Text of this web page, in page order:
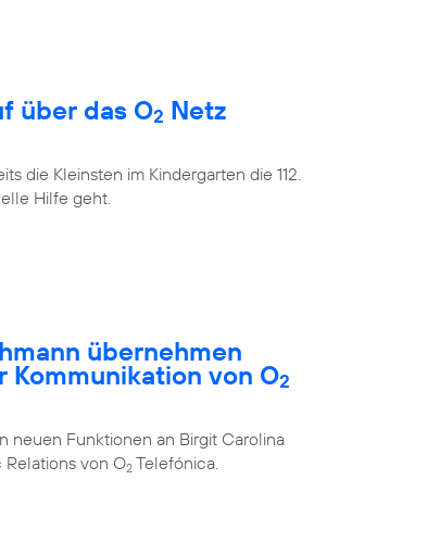
über das O2 Netz
die Kleinsten im Kindergarten die 112.
Hilfe geht.
übernehmen
von O2
neuen Funktionen an Birgit Carolina
von O2 Telefónica.